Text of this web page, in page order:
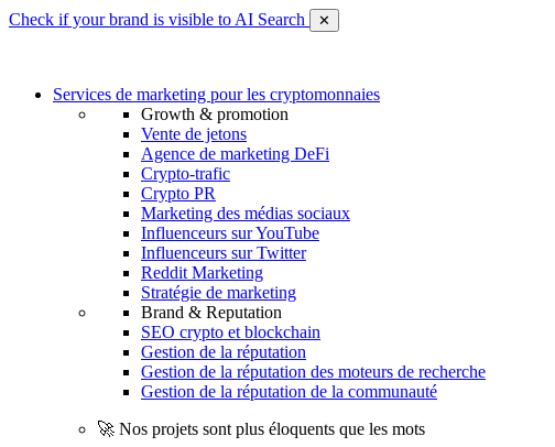
Check if your brand is visible to AI Search ✕
Services de marketing pour les cryptomonnaies
Growth & promotion
Vente de jetons
Agence de marketing DeFi
Crypto-trafic
Crypto PR
Marketing des médias sociaux
Influenceurs sur YouTube
Influenceurs sur Twitter
Reddit Marketing
Stratégie de marketing
Brand & Reputation
SEO crypto et blockchain
Gestion de la réputation
Gestion de la réputation des moteurs de recherche
Gestion de la réputation de la communauté
🚀 Nos projets sont plus éloquents que les mots